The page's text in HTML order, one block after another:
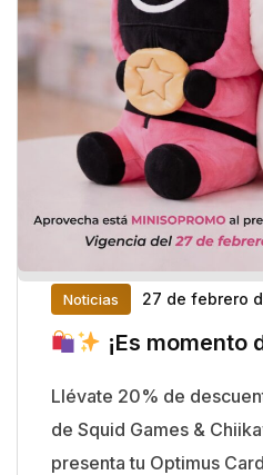
Noticias 27 de febrero
¡Es momento
Llévate 20% de
de Squid Games &
presenta tu Optimus Card